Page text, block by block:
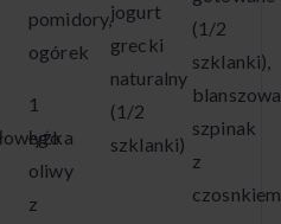
pomidory,
ogórek
1
łyżka
oliwy
z
jogurt
grecki
naturalny
(1/2
szklanki)
(1/2
szklanki),
szpinak
z
czosnkiem